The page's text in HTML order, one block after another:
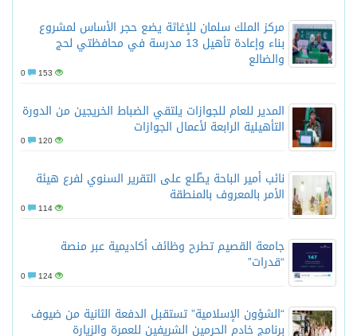
مركز الملك سلمان للإغاثة يضع حجر الأساس لمشروع
بناء وإعادة تأهيل 13 مدرسة في محافظتي لحج
والضالع
153
المدير للعام للجوازات يلتقي الضباط الخريجين من الدورة
التأهيلية الرابعة لأعمال الجوازات
120
نائب أمير الباحة يطّلع على التقرير السنوي لفرع هيئة
الأمر بالمعروف بالمنطقة
114
جامعة القصيم تطرح وظائف أكاديمية عبر منصة
“قدرات”
124
“الشؤون الإسلامية” تستقبل الدفعة الثانية من ضيوف
برنامج خادم الحرمين الشريفين للعمرة والزيارة